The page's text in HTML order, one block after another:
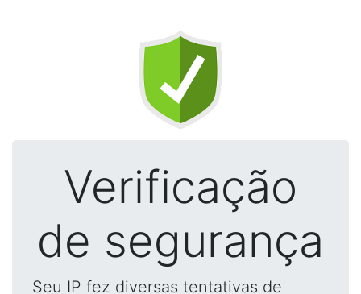
Verificação
de segurança
Seu IP fez diversas tentativas de